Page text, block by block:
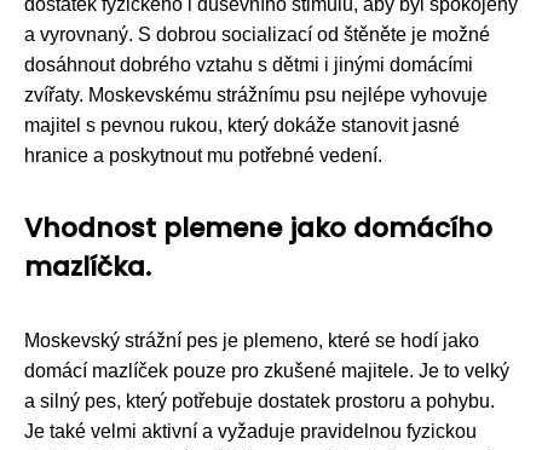
dostatek fyzického i duševního stimulu, aby byl spokojený
a vyrovnaný. S dobrou socializací od štěněte je možné
dosáhnout dobrého vztahu s dětmi i jinými domácími
zvířaty. Moskevskému strážnímu psu nejlépe vyhovuje
majitel s pevnou rukou, který dokáže stanovit jasné
hranice a poskytnout mu potřebné vedení.
Vhodnost plemene jako domácího
mazlíčka.
Moskevský strážní pes je plemeno, které se hodí jako
domácí mazlíček pouze pro zkušené majitele. Je to velký
a silný pes, který potřebuje dostatek prostoru a pohybu.
Je také velmi aktivní a vyžaduje pravidelnou fyzickou